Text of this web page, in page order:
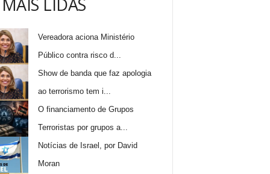
LIDAS
Vereadora aciona Ministério
Público contra risco d...
Show de banda que faz apologia
ao terrorismo tem i...
O financiamento de Grupos
Terroristas por grupos a...
Notícias de Israel, por David
Moran